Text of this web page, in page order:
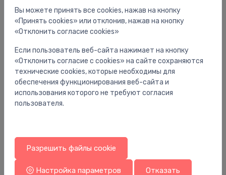
radiators alumīnija Blitz Super B4 350/100 13
sekc., L=1040mm
Вы можете принять все cookies, нажав на кнопку
«Принять cookies» или отклонив, нажав на кнопку
«Отклонить согласие cookies»
Если пользователь веб-сайта нажимает на кнопку
«Отклонить согласие с cookies» на сайте сохраняются
технические cookies, которые необходимы для
обеспечения функционирования веб-сайта и
использования которого не требуют согласия
пользователя.
Разрешить файлы cookie
Настройка параметров Отказать